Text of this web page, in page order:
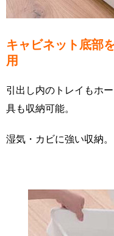
キャビネット底部
用
引出し内のトレイもホ
具も収納可能。
湿気・カビに強い収納。